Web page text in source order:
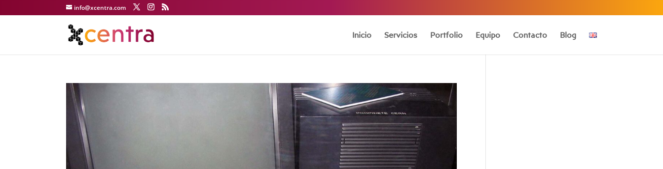
info@xcentra.com
Inicio Servicios Portfolio Equipo Contacto Blog